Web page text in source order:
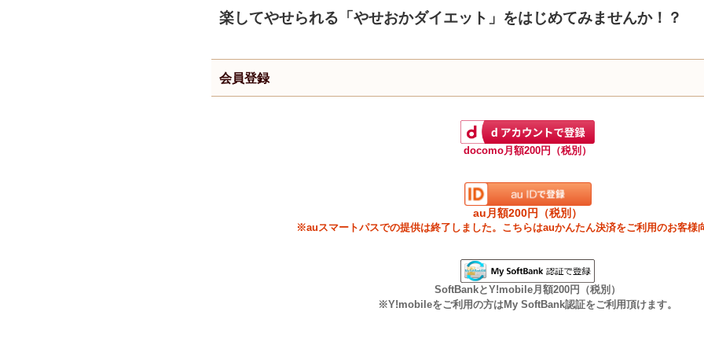
楽してやせられる「やせおかダイエット」をはじめてみませんか！？
会員登録
docomo月額200円（税別）
au月額200円（税別）
※auスマートパスでの提供は終了しました。こちらはauかんたん決済をご利用のお客様
SoftBankとY!mobile月額200円（税別）
※Y!mobileをご利用の方はMy SoftBank認証をご利用頂けます。